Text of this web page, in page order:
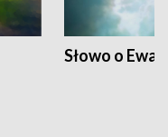
Słowo o